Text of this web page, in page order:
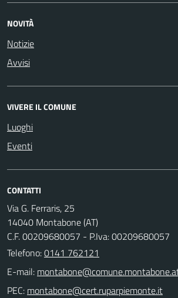
NOVITÀ
Notizie
Avvisi
VIVERE IL COMUNE
Luoghi
Eventi
CONTATTI
Via G. Ferraris, 25
14040 Montabone (AT)
C.F. 00209680057 - P.Iva: 00209680057
Telefono:0141 762121
E-mail:
PEC: